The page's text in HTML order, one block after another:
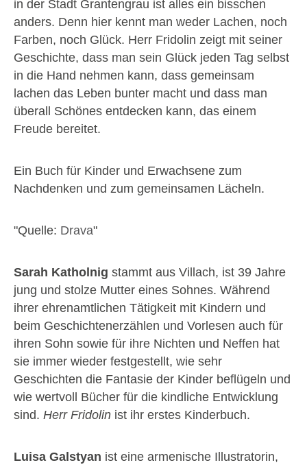
in der Stadt Grantengrau ist alles ein bisschen
anders. Denn hier kennt man weder Lachen, noch
Farben, noch Glück. Herr Fridolin zeigt mit seiner
Geschichte, dass man sein Glück jeden Tag selbst
in die Hand nehmen kann, dass gemeinsam
lachen das Leben bunter macht und dass man
überall Schönes entdecken kann, das einem
Freude bereitet.
Ein Buch für Kinder und Erwachsene zum
Nachdenken und zum gemeinsamen Lächeln.
"Quelle: Drava"
Sarah Katholnig stammt aus Villach, ist 39 Jahre
jung und stolze Mutter eines Sohnes. Während
ihrer ehrenamtlichen Tätigkeit mit Kindern und
beim Geschichtenerzählen und Vorlesen auch für
ihren Sohn sowie für ihre Nichten und Neffen hat
sie immer wieder festgestellt, wie sehr
Geschichten die Fantasie der Kinder beflügeln und
wie wertvoll Bücher für die kindliche Entwicklung
sind. Herr Fridolin ist ihr erstes Kinderbuch.
Luisa Galstyan ist eine armenische Illustratorin,